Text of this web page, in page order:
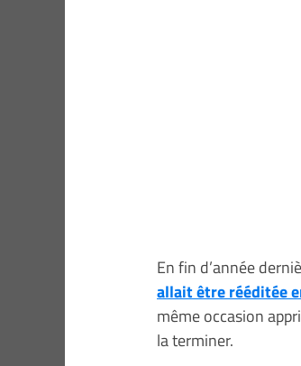
En fin d’année
allait être rééditée
même occasion
la terminer.